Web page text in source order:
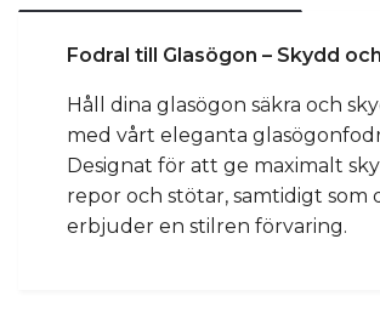
Fodral till Glasögon – Skydd
Håll dina glasögon säkra och
med vårt eleganta
Designat för att ge maximalt
repor och stötar, samtidigt som
erbjuder en stilren förvaring.